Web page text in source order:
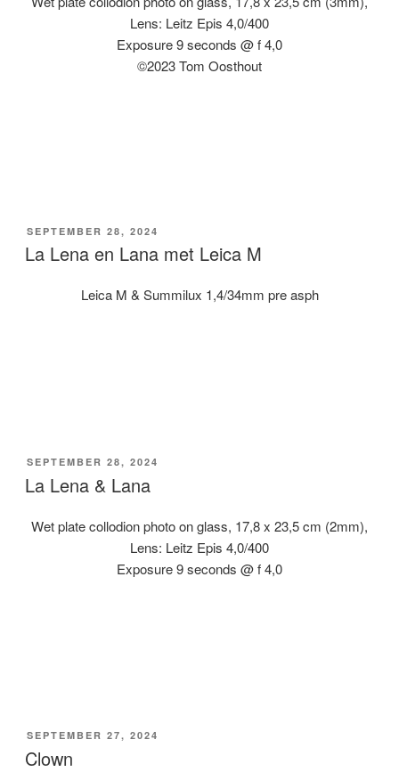
Lens: Leitz Epis 4,0/400
Exposure 9 seconds @ f 4,0
©2023 Tom Oosthout
GEPLAATST
OP
SEPTEMBER 28, 2024
La Lena en Lana met Leica M
Leica M & Summilux 1,4/34mm pre asph
GEPLAATST
OP
SEPTEMBER 28, 2024
La Lena & Lana
Wet plate collodion photo on glass, 17,8 x 23,5 cm (2mm),
Lens: Leitz Epis 4,0/400
Exposure 9 seconds @ f 4,0
GEPLAATST
OP
SEPTEMBER 27, 2024
Clown